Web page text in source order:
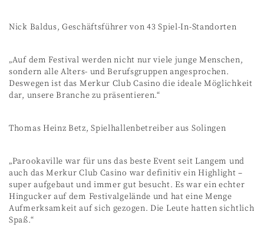
Nick Baldus, Geschäftsführer von 43 Spiel-In-Standorten
„Auf dem Festival werden nicht nur viele junge Menschen,
sondern alle Alters- und Berufsgruppen angesprochen.
Deswegen ist das Merkur Club Casino die ideale Möglichkeit
dar, unsere Branche zu präsentieren.“
Thomas Heinz Betz, Spielhallenbetreiber aus Solingen
„Parookaville war für uns das beste Event seit Langem und
auch das Merkur Club Casino war definitiv ein Highlight –
super aufgebaut und immer gut besucht. Es war ein echter
Hingucker auf dem Festivalgelände und hat eine Menge
Aufmerksamkeit auf sich gezogen. Die Leute hatten sichtlich
Spaß.“